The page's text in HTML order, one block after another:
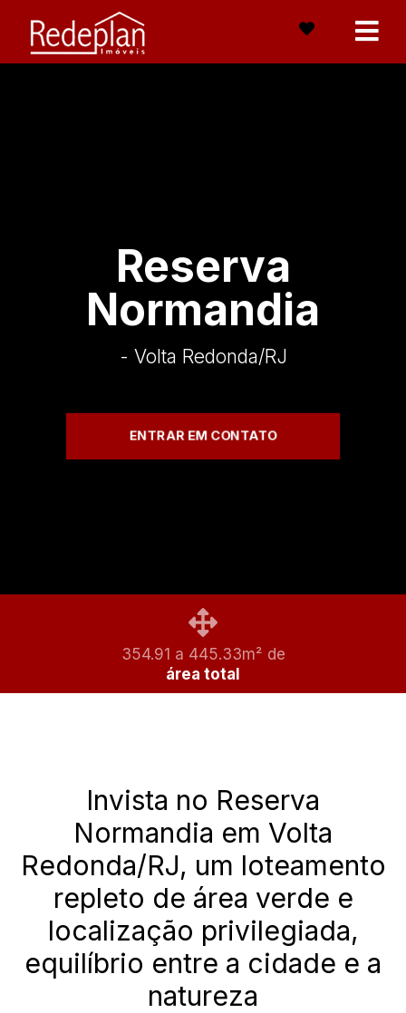
Reserva
Normandia
- Volta Redonda/RJ
ENTRAR EM CONTATO
354.91 a 445.33m² de
área total
Invista no Reserva
Normandia em Volta
Redonda/RJ, um loteamento
repleto de área verde e
localização privilegiada,
equilíbrio entre a cidade e a
natureza